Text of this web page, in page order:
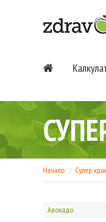
Начало Супер
Авокадо